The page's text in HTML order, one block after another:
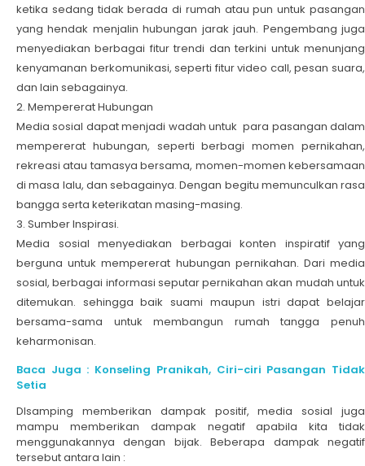
ketika sedang tidak berada di rumah atau pun untuk pasangan
yang hendak menjalin hubungan jarak jauh. Pengembang juga
menyediakan berbagai fitur trendi dan terkini untuk menunjang
kenyamanan berkomunikasi, seperti fitur video call, pesan suara,
dan lain sebagainya.
Mempererat Hubungan
Media sosial dapat menjadi wadah untuk para pasangan dalam
mempererat hubungan, seperti berbagi momen pernikahan,
rekreasi atau tamasya bersama, momen-momen kebersamaan
di masa lalu, dan sebagainya. Dengan begitu memunculkan rasa
bangga serta keterikatan masing-masing.
Sumber Inspirasi.
Media sosial menyediakan berbagai konten inspiratif yang
berguna untuk mempererat hubungan pernikahan. Dari media
sosial, berbagai informasi seputar pernikahan akan mudah untuk
ditemukan. sehingga baik suami maupun istri dapat belajar
bersama-sama untuk membangun rumah tangga penuh
keharmonisan.
Baca Juga : Konseling Pranikah, Ciri-ciri Pasangan Tidak
Setia
DIsamping memberikan dampak positif, media sosial juga
mampu memberikan dampak negatif apabila kita tidak
menggunakannya dengan bijak. Beberapa dampak negatif
tersebut antara lain :